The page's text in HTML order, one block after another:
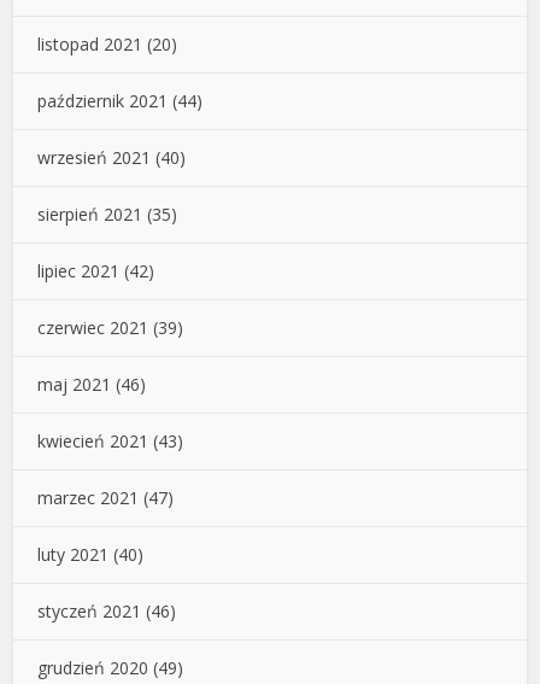
listopad 2021 (20)
październik 2021 (44)
wrzesień 2021 (40)
sierpień 2021 (35)
lipiec 2021 (42)
czerwiec 2021 (39)
maj 2021 (46)
kwiecień 2021 (43)
marzec 2021 (47)
luty 2021 (40)
styczeń 2021 (46)
grudzień 2020 (49)